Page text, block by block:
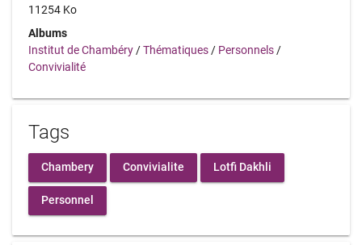
11254 Ko
Albums
Institut de Chambéry /Thématiques / Personnels /
Convivialité
Tags
Chambery Convivialite Lotfi Dakhli
Personnel